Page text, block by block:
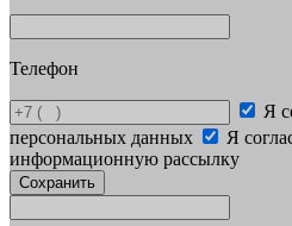
Телефон
Я
персональных данных
Я
информационную рассылку
Сохранить